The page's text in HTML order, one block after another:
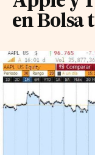
en Bolsa